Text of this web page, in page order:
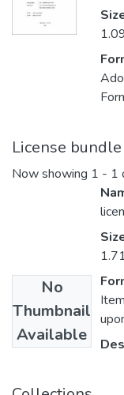
License bundle
Now showing 1 - 1
No
Thumbnail
Available